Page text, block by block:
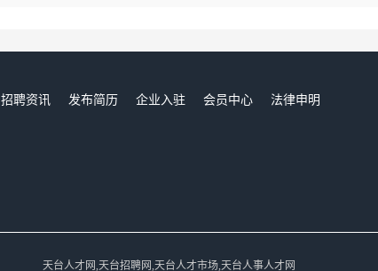
招聘资讯 发布简历 企业入驻 会员中心
法律申明
天台人才网,天台招聘网,天台人才市场,天台人事人才网